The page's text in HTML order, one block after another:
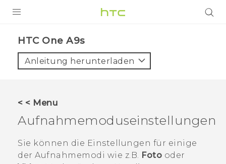
VIVE
UNTERSTÜTZUNG
HTC One A9s‎
Anleitung herunterladen
< < Menu
Aufnahmemoduseinstellungen
Sie können die Einstellungen für einige
der Aufnahmemodi wie z.B. Foto oder